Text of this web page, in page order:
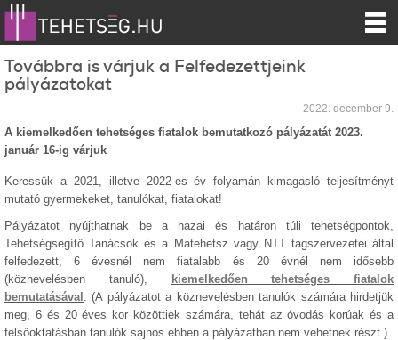
Továbbra is várjuk a Felfedezettjeink
pályázatokat
2022. december 9.
A kiemelkedően tehetséges fiatalok bemutatkozó pályázatát 2023.
január 16-ig várjuk
Keressük a 2021, illetve 2022-es év folyamán kimagasló teljesítményt
mutató gyermekeket, tanulókat, fiatalokat!
Pályázatot nyújthatnak be a hazai és határon túli tehetségpontok,
Tehetségsegítő Tanácsok és a Matehetsz vagy NTT tagszervezetei által
felfedezett, 6 évesnél nem fiatalabb és 20 évnél nem idősebb
(köznevelésben tanuló),
kiemelkedően tehetséges fiatalok
bemutatásával . (A pályázatot a köznevelésben tanulók számára hirdetjük
meg, 6 és 20 éves kor közöttiek számára, tehát az óvodás korúak és a
felsőoktatásban tanulók sajnos ebben a pályázatban nem vehetnek részt.)